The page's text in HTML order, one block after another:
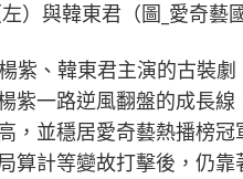
）與韓東君（圖_愛奇藝
紫、韓東君主演的古裝
紫一路逆風翻盤的成長
，並穩居愛奇藝熱播榜
算計等變故打擊後，仍